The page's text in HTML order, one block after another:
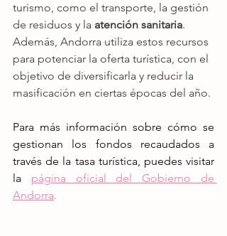
turismo, como el transporte, la gestión
de residuos y la atención sanitaria.
Además, Andorra utiliza estos recursos
para potenciar la oferta turística, con el
objetivo de diversificarla y reducir la
masificación en ciertas épocas del año.
Para más información sobre cómo se
gestionan los fondos recaudados a
través de la tasa turística, puedes visitar
la
página oficial del Gobierno de
Andorra.